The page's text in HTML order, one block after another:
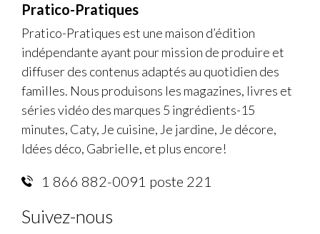
Pratico-Pratiques
Pratico-Pratiques est une maison d’édition
indépendante ayant pour mission de produire et
diffuser des contenus adaptés au quotidien des
familles. Nous produisons les magazines, livres et
séries vidéo des marques 5 ingrédients-15
minutes, Caty, Je cuisine, Je jardine, Je décore,
Idées déco, Gabrielle, et plus encore!
1 866 882-0091 poste 221
Suivez-nous